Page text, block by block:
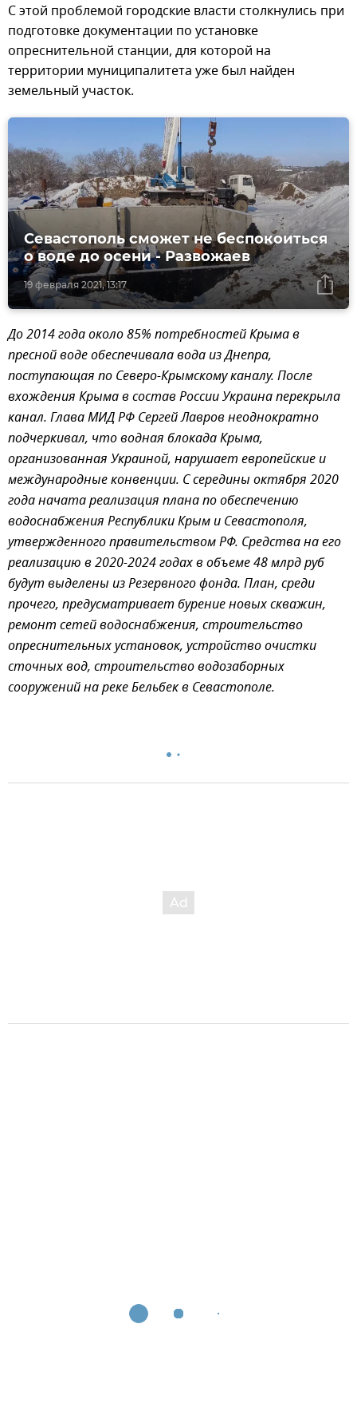
С этой проблемой городские власти столкнулись при
подготовке документации по установке
опреснительной станции, для которой на
территории муниципалитета уже был найден
земельный участок.
19 февраля 2021, 13:17
Севастополь сможет не беспокоиться
о воде до осени - Развожаев
До 2014 года около 85% потребностей Крыма в
пресной воде обеспечивала вода из Днепра,
поступающая по Северо-Крымскому каналу. После
вхождения Крыма в состав России Украина перекрыла
канал. Глава МИД РФ Сергей Лавров неоднократно
подчеркивал, что водная блокада Крыма,
организованная Украиной, нарушает европейские и
международные конвенции. С середины октября 2020
года начата реализация плана по обеспечению
водоснабжения Республики Крым и Севастополя,
утвержденного правительством РФ. Средства на его
реализацию в 2020-2024 годах в объеме 48 млрд руб
будут выделены из Резервного фонда. План, среди
прочего, предусматривает бурение новых скважин,
ремонт сетей водоснабжения, строительство
опреснительных установок, устройство очистки
сточных вод, строительство водозаборных
сооружений на реке Бельбек в Севастополе.